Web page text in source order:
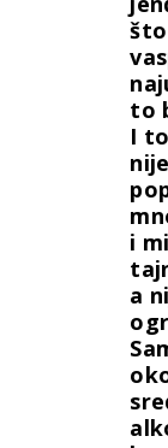
to
I
i
a